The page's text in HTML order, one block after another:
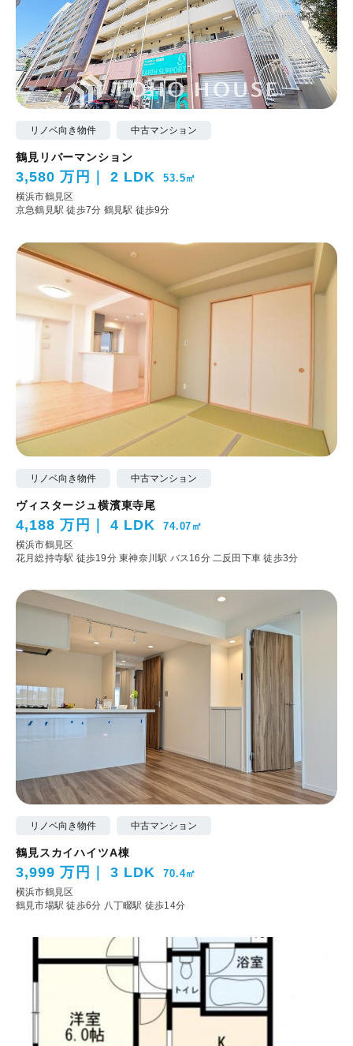
リノベ向き物件 中古マンション
鶴見リバーマンション
3,580 万円 2 LDK 53.5㎡
横浜市鶴見区
京急鶴見駅 徒歩7分 鶴見駅 徒歩9分
リノベ向き物件 中古マンション
ヴィスタージュ横濱東寺尾
4,188 万円 4 LDK 74.07㎡
横浜市鶴見区
花月総持寺駅 徒歩19分東神奈川駅 バス16分 二反田下車 徒歩3分
リノベ向き物件 中古マンション
鶴見スカイハイツA棟
3,999 万円 3 LDK 70.4㎡
横浜市鶴見区
鶴見市場駅 徒歩6分 八丁畷駅 徒歩14分